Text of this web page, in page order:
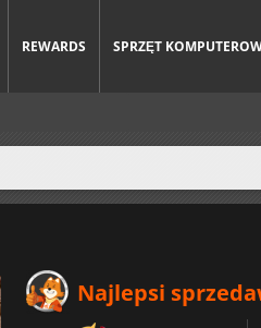
REWARDS SPRZĘT
Najlepsi